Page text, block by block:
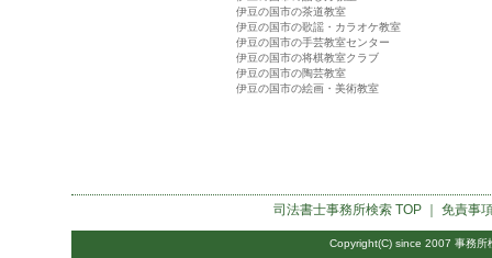
伊豆の国市の茶道教室
伊豆の国市の歌謡・カラオケ教室
伊豆の国市の手芸教室センター
伊豆の国市の将棋教室クラブ
伊豆の国市の陶芸教室
伊豆の国市の絵画・美術教室
司法書士事務所検索TOP ｜ 免責事
Copyright(C) since 2007 事務所